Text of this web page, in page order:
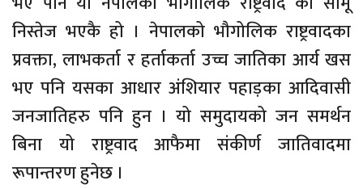
निस्तेज भएकै हो । नेपालको भौगोलिक राष्ट्रवादका
प्रवक्ता, लाभकर्ता र हर्ताकर्ता उच्च जातिका आर्य खस
भए पनि यसका आधार अंशियार पहाड़का आदिवासी
जनजातिहरु पनि हुन । यो समुदायको जन समर्थन
बिना यो राष्ट्रवाद आफैमा संकीर्ण जातिवादमा
रूपान्तरण हुनेछ ।